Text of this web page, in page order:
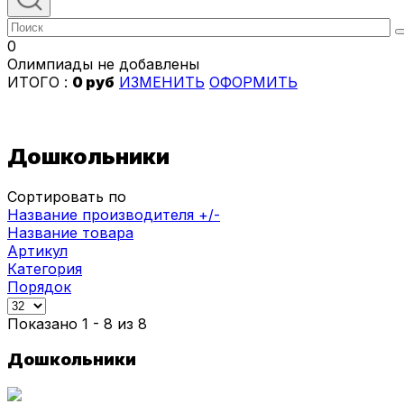
0
Олимпиады не добавлены
ИТОГО : 0 руб ИЗМЕНИТЬ ОФОРМИТЬ
Дошкольники
Сортировать по
Название производителя +/-
Название товара
Артикул
Категория
Порядок
Показано 1 - 8 из 8
Дошкольники